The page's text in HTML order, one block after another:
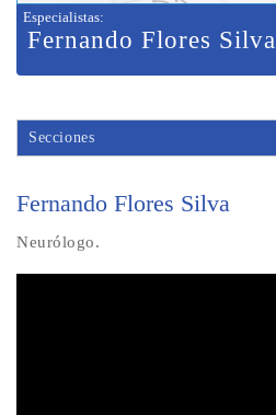
Especialistas:
Fernando Flores Silva
Secciones
Fernando Flores Silva
Neurólogo.